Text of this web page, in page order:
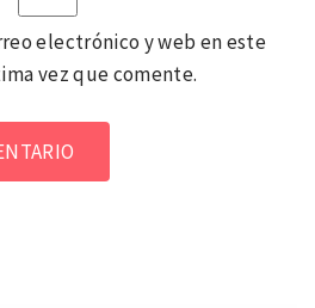
electrónico y web en este
vez que comente.